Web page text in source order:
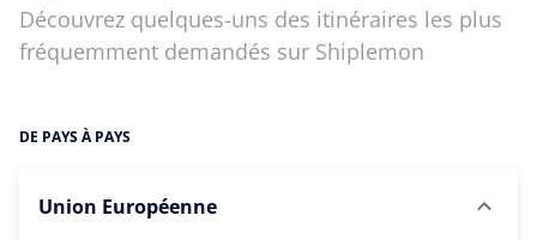
Découvrez quelques-uns des itinéraires les plus
fréquemment demandés sur Shiplemon
DE PAYS À PAYS
Union Européenne